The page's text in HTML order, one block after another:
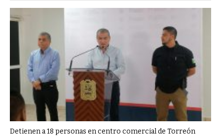
Detienen a 18 personas en centro comercial de Torreón